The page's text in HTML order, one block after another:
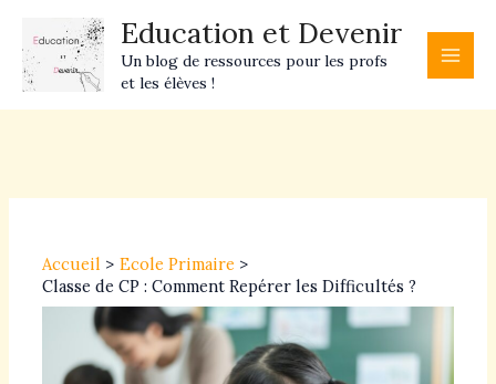
contenu
Education et Devenir
Un blog de ressources pour les profs
et les élèves !
Accueil
Ecole Primaire
Classe de CP : Comment Repérer les Difficultés ?